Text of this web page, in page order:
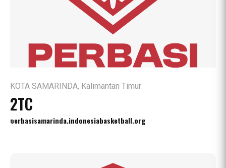
KOTA SAMARINDA, Kalimantan Timur
2TC
perbasisamarinda.indonesiabasketball.org